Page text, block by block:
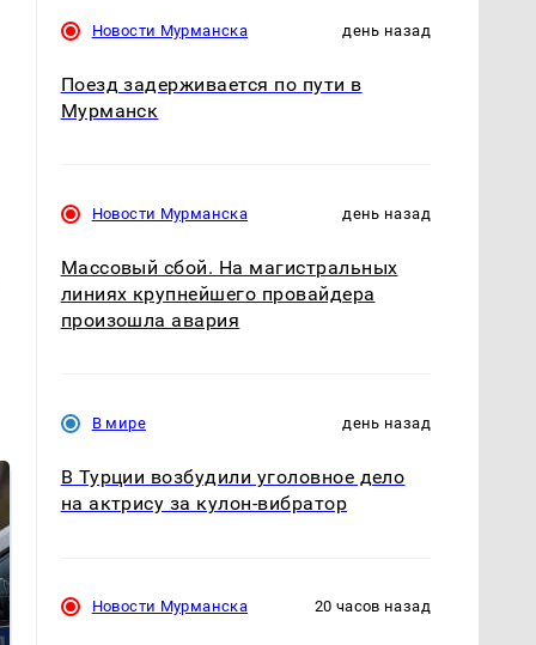
Новости Мурманска день назад
Поезд задерживается по пути в
Мурманск
Новости Мурманска день назад
Массовый сбой. На магистральных
линиях крупнейшего провайдера
произошла авария
В мире день назад
В Турции возбудили уголовное дело
на актрису за кулон-вибратор
Новости Мурманска 20 часов назад